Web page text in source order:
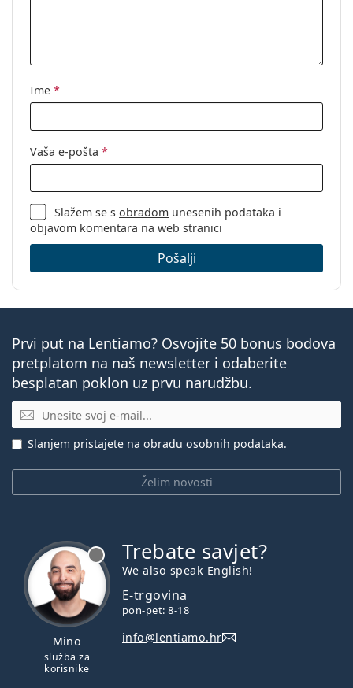
Ime *
Vaša e-pošta *
Slažem se sobradom unesenih podataka i
objavom komentara na web stranici
Pošalji
Prvi put na Lentiamo? Osvojite 50 bonus bodova
pretplatom na naš newsletter i odaberite
besplatan poklon uz prvu narudžbu.
E-mail
Želim novosti
Slanjem pristajete na obradu osobnih podataka.
Mino
služba za
korisnike
Trebate savjet?
We also speak English!
E-trgovina
pon-pet: 8-18
info@lentiamo.hr